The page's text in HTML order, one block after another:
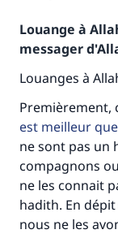
Louange à
messager
Louanges à
Premièrement,
est meilleur
ne sont pas un
compagnons
ne les connait
hadith. En
nous ne les